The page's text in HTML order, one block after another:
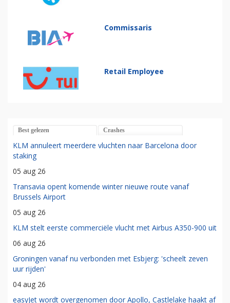
Commissaris
Retail Employee
Best gelezen Crashes
KLM annuleert meerdere vluchten naar Barcelona door
staking
05 aug 26
Transavia opent komende winter nieuwe route vanaf
Brussels Airport
05 aug 26
KLM stelt eerste commerciële vlucht met Airbus A350-900 uit
06 aug 26
Groningen vanaf nu verbonden met Esbjerg: 'scheelt zeven
uur rijden'
04 aug 26
easyJet wordt overgenomen door Apollo, Castlelake haakt af